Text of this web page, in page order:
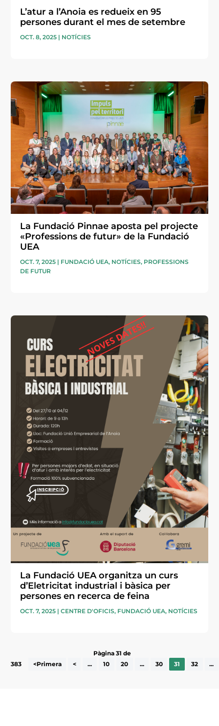
L’atur a l’Anoia es redueix en 95
persones durant el mes de setembre
OCT. 8, 2025 | NOTÍCIES
La Fundació Pinnae aposta pel projecte
«Professions de futur» de la Fundació
UEA
OCT. 7, 2025 | FUNDACIÓ UEA, NOTÍCIES, PROFESSIONS
DE FUTUR
La Fundació UEA organitza un curs
d’Eletricitat industrial i bàsica per
persones en recerca de feina
OCT. 7, 2025 |CENTRE D'OFICIS, FUNDACIÓ UEA, NOTÍCIES
Pàgina 31 de
383
<Primera < ... 10 20 ... 30 31 32 ...